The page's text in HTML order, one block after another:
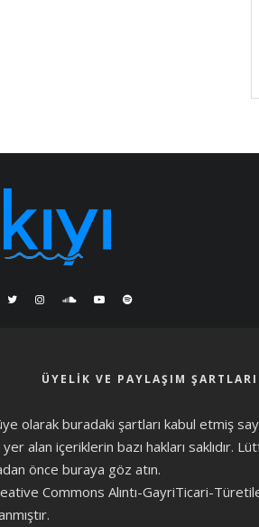
ÜYELIK VE PAYLAŞIM ŞARTLARI
olarak buradaki şartları kabul etmiş
alan içeriklerin bazı hakları saklıdır.
önce buraya göz atın.
Commons Alıntı-GayriTicari-